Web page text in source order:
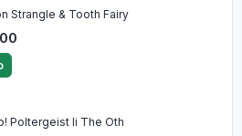
Strangle & Tooth Fairy
Poltergeist Ii The Oth